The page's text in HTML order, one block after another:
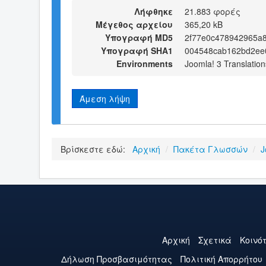
Λήφθηκε
21.883 φορές
Μέγεθος αρχείου
365,20 kB
Υπογραφή MD5
Υπογραφή SHA1
Environments
Joomla! 3
Άμεση λήψη
Βρίσκεστε εδώ: Αρχική / Πακέτα Γλωσσών /
Αρχική Σχετικά
Δήλωση Προσβασιμότητας
Πολιτική Aπορρήτου